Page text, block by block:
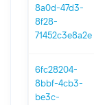
8a0d-47d3-
8f28-
71452c3e8a2e
6fc28204-
8bbf-4cb3-
be3c-